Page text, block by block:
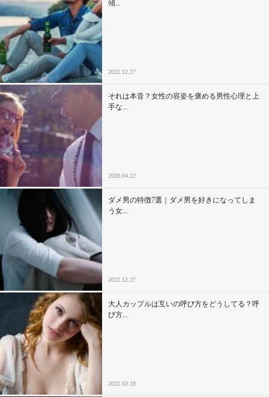
傾...
2022.12.27
それは本音？女性の容姿を褒める男性心理と上
手な...
2020.04.22
ダメ男の特徴7選｜ダメ男を好きになってしま
う女...
2022.12.27
大人カップルは互いの呼び方をどうしてる？呼
び方...
2022.03.19